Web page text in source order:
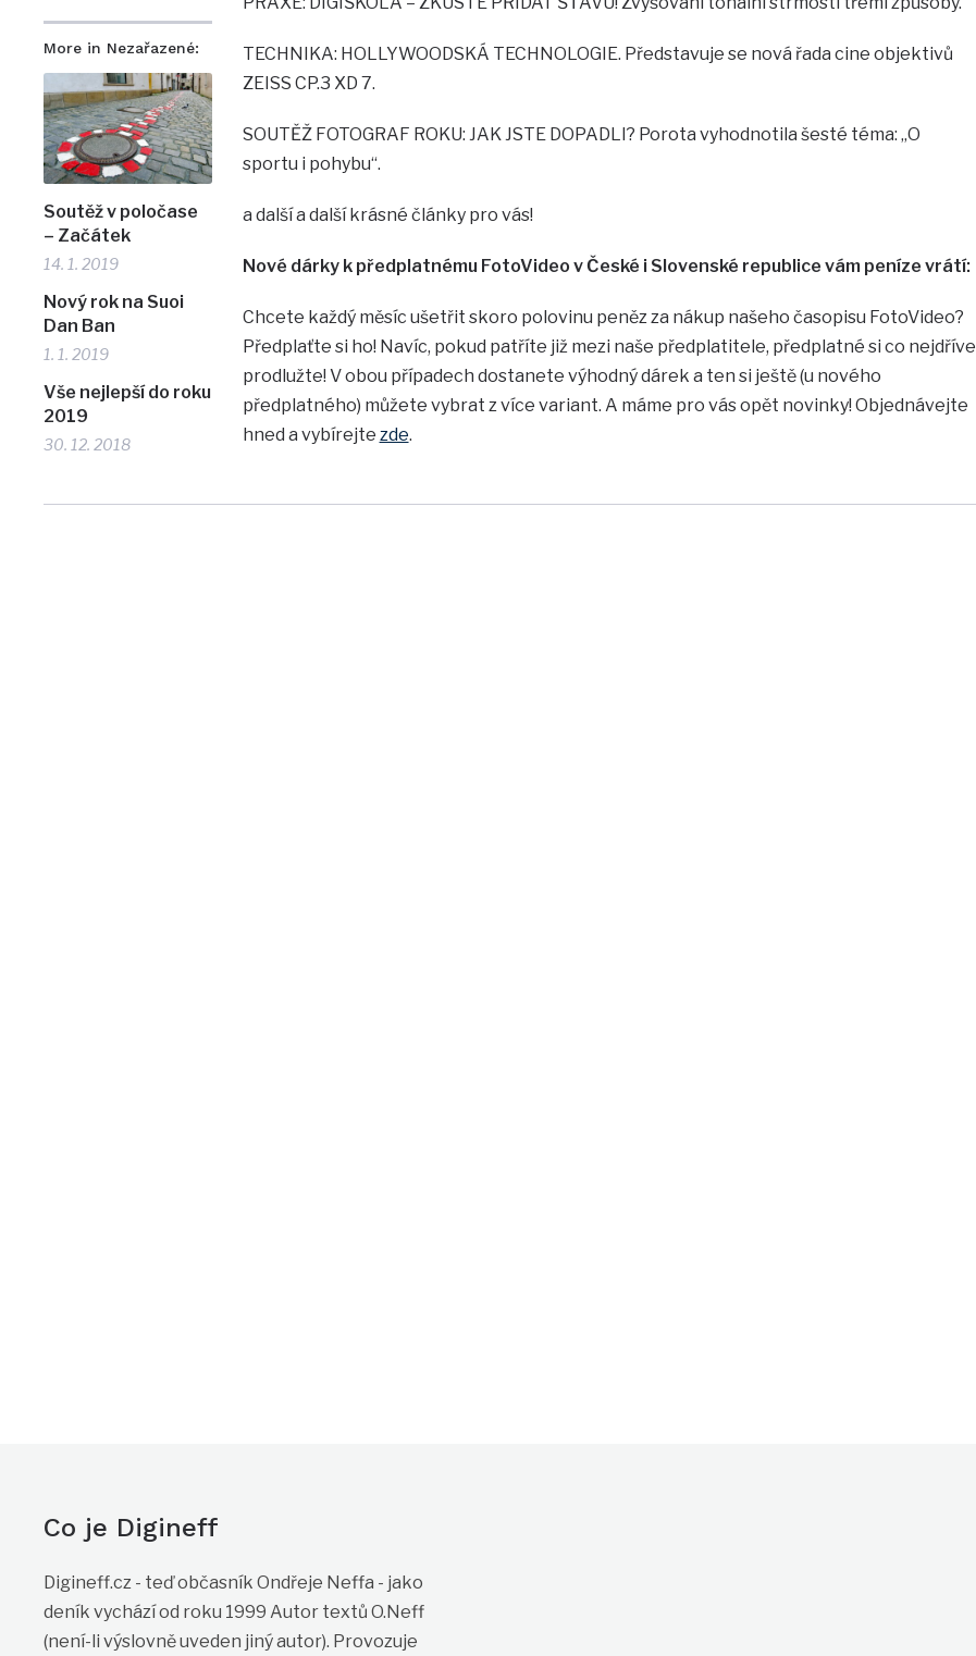
More in Nezařazené:
Soutěž v poločase
– Začátek
14. 1. 2019
Nový rok na Suoi
Dan Ban
1. 1. 2019
Vše nejlepší do roku
2019
30. 12. 2018
TECHNIKA: HOLLYWOODSKÁ TECHNOLOGIE. Představuje se nová řada cine objektivů
ZEISS CP.3 XD 7.
SOUTĚŽ FOTOGRAF ROKU: JAK JSTE DOPADLI? Porota vyhodnotila šesté téma: „O
sportu i pohybu“.
a další a další krásné články pro vás!
Nové dárky k předplatnému FotoVideo v České i Slovenské republice vám peníze vrátí:
Chcete každý měsíc ušetřit skoro polovinu peněz za nákup našeho časopisu FotoVideo?
Předplaťte si ho! Navíc, pokud patříte již mezi naše předplatitele, předplatné si co nejdříve
prodlužte! V obou případech dostanete výhodný dárek a ten si ještě (u nového
předplatného) můžete vybrat z více variant. A máme pro vás opět novinky! Objednávejte
hned a vybírejte zde.
Co je Digineff
Digineff.cz - teď občasník Ondřeje Neffa - jako
deník vychází od roku 1999 Autor textů O.Neff
(není-li výslovně uveden jiný autor). Provozuje